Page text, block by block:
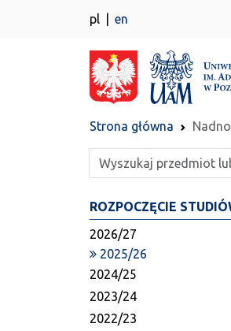
pl en
Strona główna
Wpisz szukaną frazę
ROZPOCZĘCIE
2026/27
2025/26
2024/25
2023/24
2022/23